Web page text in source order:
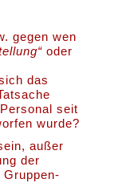
gegen wen
oder
das
seit
wurde?
außer
der